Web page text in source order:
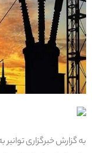
به گزارش خبرگزاری